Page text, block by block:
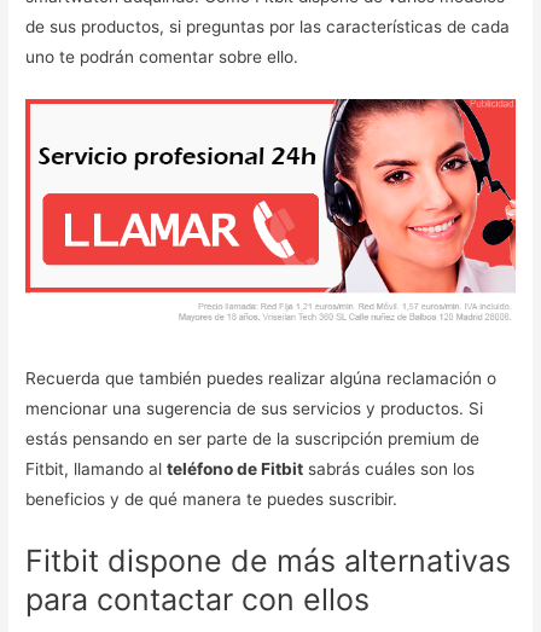
de sus productos, si preguntas por las características de cada
uno te podrán comentar sobre ello.
Recuerda que también puedes realizar algúna reclamación o
mencionar una sugerencia de sus servicios y productos. Si
estás pensando en ser parte de la suscripción premium de
Fitbit, llamando alteléfono de Fitbit sabrás cuáles son los
beneficios y de qué manera te puedes suscribir.
Fitbit dispone de más alternativas
para contactar con ellos